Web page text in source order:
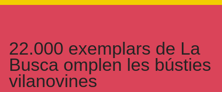
22.000 exemplars de La
Busca omplen les bústies
vilanovines